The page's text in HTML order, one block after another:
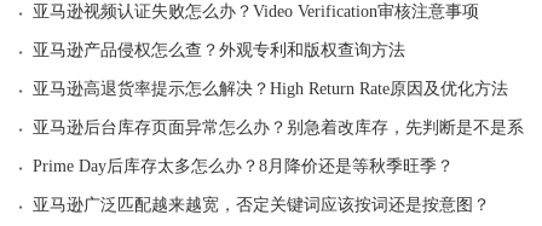
· 亚马逊视频认证失败怎么办？Video Verification审核注意事项
· 亚马逊产品侵权怎么查？外观专利和版权查询方法
· 亚马逊高退货率提示怎么解决？High Return Rate原因及优化方法
· 亚马逊后台库存页面异常怎么办？别急着改库存，先判断是不是系
· Prime Day后库存太多怎么办？8月降价还是等秋季旺季？
· 亚马逊广泛匹配越来越宽，否定关键词应该按词还是按意图？